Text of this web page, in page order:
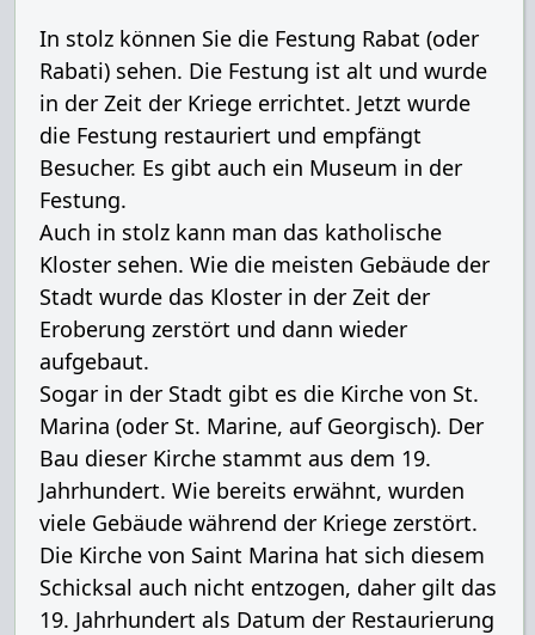
In stolz können Sie die Festung Rabat (oder
Rabati) sehen. Die Festung ist alt und wurde
in der Zeit der Kriege errichtet. Jetzt wurde
die Festung restauriert und empfängt
Besucher. Es gibt auch ein Museum in der
Festung.
Auch in stolz kann man das katholische
Kloster sehen. Wie die meisten Gebäude der
Stadt wurde das Kloster in der Zeit der
Eroberung zerstört und dann wieder
aufgebaut.
Sogar in der Stadt gibt es die Kirche von St.
Marina (oder St. Marine, auf Georgisch). Der
Bau dieser Kirche stammt aus dem 19.
Jahrhundert. Wie bereits erwähnt, wurden
viele Gebäude während der Kriege zerstört.
Die Kirche von Saint Marina hat sich diesem
Schicksal auch nicht entzogen, daher gilt das
19. Jahrhundert als Datum der Restaurierung